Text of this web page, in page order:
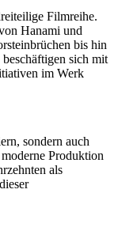
Filmreihe.
Hanami und
bis hin
sich mit
im Werk
sondern auch
Produktion
als